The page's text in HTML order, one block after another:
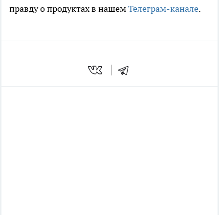
правду о продуктах в нашемТелеграм-канале.